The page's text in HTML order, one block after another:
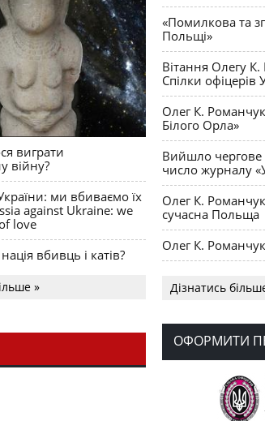
виграти
війну?
ми вбиваємо їх
against Ukraine: we
love
вбивць і катів?
»
«Помилкова та
Польщі»
Вітання Олегу
Спілки офіцерів
Олег К.
Білого Орла»
Вийшло чергове
число журналу
Олег К.
сучасна Польща
Олег К.
долучилися до
День
OPUS MAGNUM
Дізнатись
ОФОРМИТИ